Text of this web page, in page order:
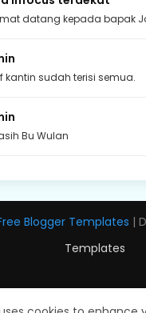
datang kepada bapak
kantin sudah terisi semua.
Bu Wulan
Blogger Templates |
Templates